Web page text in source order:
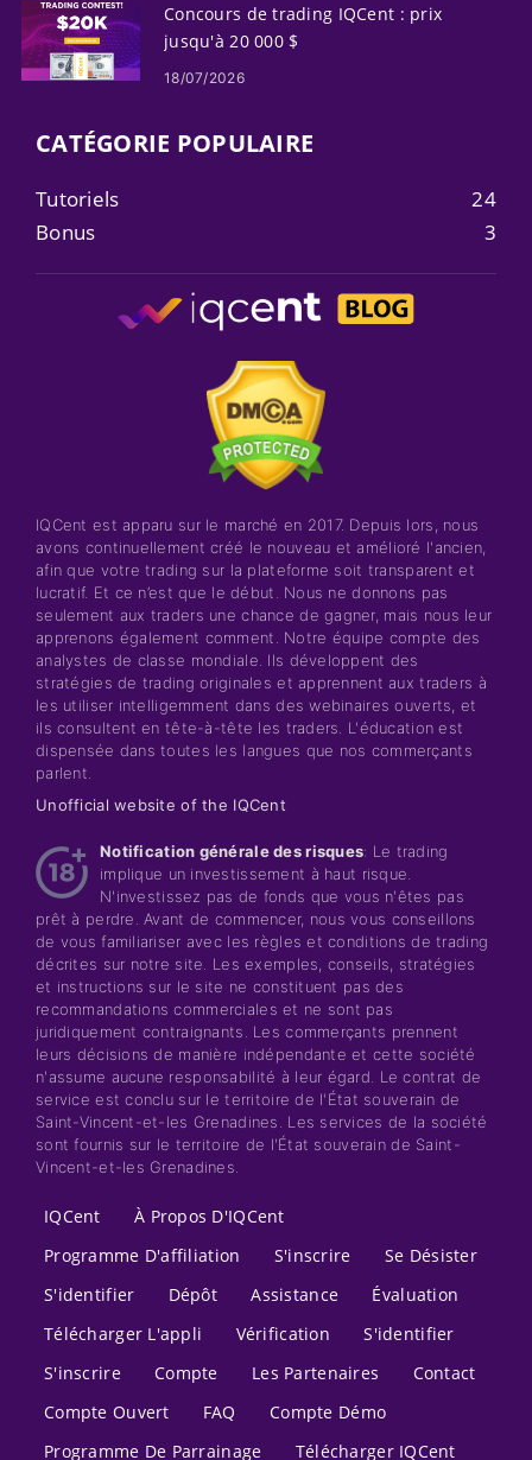
Concours de trading IQCent : prix
jusqu'à 20 000 $
18/07/2026
CATÉGORIE POPULAIRE
Tutoriels
24
Bonus
3
IQCent est apparu sur le marché en 2017. Depuis lors, nous
avons continuellement créé le nouveau et amélioré l'ancien,
afin que votre trading sur la plateforme soit transparent et
lucratif. Et ce n’est que le début. Nous ne donnons pas
seulement aux traders une chance de gagner, mais nous leur
apprenons également comment. Notre équipe compte des
analystes de classe mondiale. Ils développent des
stratégies de trading originales et apprennent aux traders à
les utiliser intelligemment dans des webinaires ouverts, et
ils consultent en tête-à-tête les traders. L'éducation est
dispensée dans toutes les langues que nos commerçants
parlent.
Unofficial website of the IQCent
Notification générale des risques: Le trading
implique un investissement à haut risque.
N'investissez pas de fonds que vous n'êtes pas
prêt à perdre. Avant de commencer, nous vous conseillons
de vous familiariser avec les règles et conditions de trading
décrites sur notre site. Les exemples, conseils, stratégies
et instructions sur le site ne constituent pas des
recommandations commerciales et ne sont pas
juridiquement contraignants. Les commerçants prennent
leurs décisions de manière indépendante et cette société
n'assume aucune responsabilité à leur égard. Le contrat de
service est conclu sur le territoire de l'État souverain de
Saint-Vincent-et-les Grenadines. Les services de la société
sont fournis sur le territoire de l'État souverain de Saint-
Vincent-et-les Grenadines.
IQCent
À Propos D'IQCent
Programme D'affiliation
S'inscrire
Se Désister
S'identifier
Dépôt Assistance
Évaluation
Télécharger L'appli
Vérification
S'identifier
S'inscrire
Compte Les Partenaires
Contact
Compte Ouvert
FAQ
Compte Démo
Programme De Parrainage
Télécharger IQCent